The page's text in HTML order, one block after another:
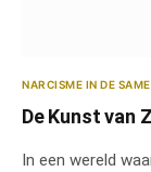
NARCISME IN DE
De Kunst van
In een wereld